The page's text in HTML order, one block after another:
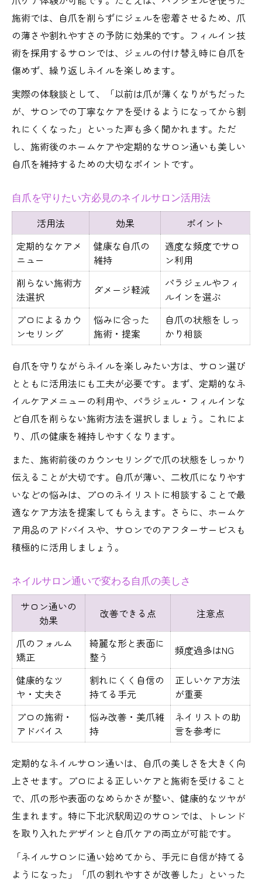
施術では、自爪を削らずにジェルを密着させるため、爪
の薄さや割れやすさの予防に効果的です。フィルイン技
術を採用するサロンでは、ジェルの付け替え時に自爪を
傷めず、繰り返しネイルを楽しめます。
実際の体験談として、「以前は爪が薄くなりがちだった
が、サロンでの丁寧なケアを受けるようになってから割
れにくくなった」といった声も多く聞かれます。ただ
し、施術後のホームケアや定期的なサロン通いも美しい
自爪を維持するための大切なポイントです。
自爪を守りたい方必見のネイルサロン活用法
活用法 効果
ポイント
定期的なケアメ
ニュー
健康な自爪の
維持
適度な頻度でサロ
ン利用
削らない施術方
法選択
ダメージ軽減
パラジェルやフィ
ルインを選ぶ
プロによるカウ
ンセリング
悩みに合った
施術・提案
自爪の状態をしっ
かり相談
自爪を守りながらネイルを楽しみたい方は、サロン選び
とともに活用法にも工夫が必要です。まず、定期的なネ
イルケアメニューの利用や、パラジェル・フィルインな
ど自爪を削らない施術方法を選択しましょう。これによ
り、爪の健康を維持しやすくなります。
また、施術前後のカウンセリングで爪の状態をしっかり
伝えることが大切です。自爪が薄い、二枚爪になりやす
いなどの悩みは、プロのネイリストに相談することで最
適なケア方法を提案してもらえます。さらに、ホームケ
ア用品のアドバイスや、サロンでのアフターサービスも
積極的に活用しましょう。
ネイルサロン通いで変わる自爪の美しさ
サロン通いの
効果
改善できる点 注意点
爪のフォルム
矯正
綺麗な形と表面に
整う
頻度過多はNG
健康的なツ
ヤ・丈夫さ
割れにくく自信の
持てる手元
正しいケア方法
が重要
プロの施術・
アドバイス
悩み改善・美爪維
持
ネイリストの助
言を参考に
定期的なネイルサロン通いは、自爪の美しさを大きく向
上させます。プロによる正しいケアと施術を受けること
で、爪の形や表面のなめらかさが整い、健康的なツヤが
生まれます。特に下北沢駅周辺のサロンでは、トレンド
を取り入れたデザインと自爪ケアの両立が可能です。
「ネイルサロンに通い始めてから、手元に自信が持てる
ようになった」「爪の割れやすさが改善した」といった